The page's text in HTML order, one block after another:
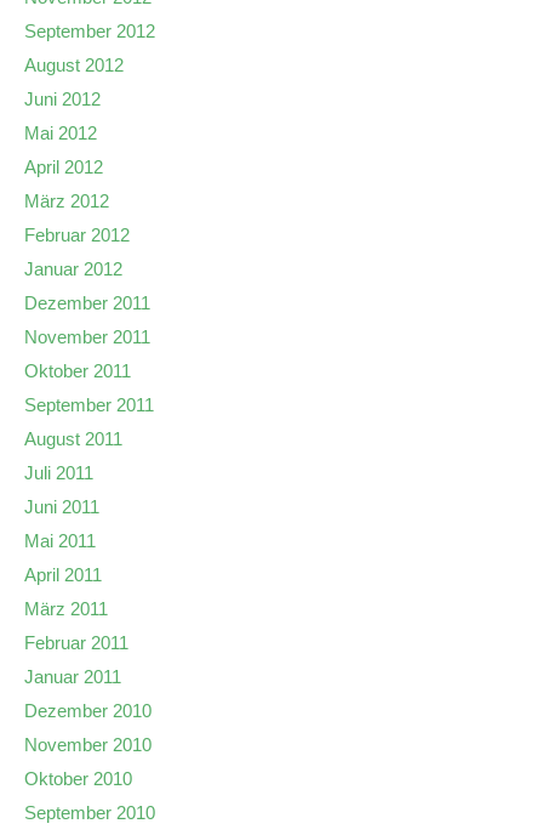
September 2012
August 2012
Juni 2012
Mai 2012
April 2012
März 2012
Februar 2012
Januar 2012
Dezember 2011
November 2011
Oktober 2011
September 2011
August 2011
Juli 2011
Juni 2011
Mai 2011
April 2011
März 2011
Februar 2011
Januar 2011
Dezember 2010
November 2010
Oktober 2010
September 2010